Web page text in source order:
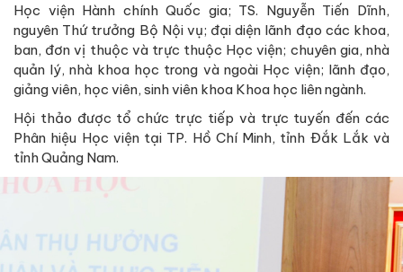
Học viện Hành chính Quốc gia; TS. Nguyễn Tiến Dĩnh,
nguyên Thứ trưởng Bộ Nội vụ; đại diện lãnh đạo các khoa,
ban, đơn vị thuộc và trực thuộc Học viện; chuyên gia, nhà
quản lý, nhà khoa học trong và ngoài Học viện; lãnh đạo,
giảng viên, học viên, sinh viên khoa Khoa học liên ngành.
Hội thảo được tổ chức trực tiếp và trực tuyến đến các
Phân hiệu Học viện tại TP. Hồ Chí Minh, tỉnh Đắk Lắk và
tỉnh Quảng Nam.